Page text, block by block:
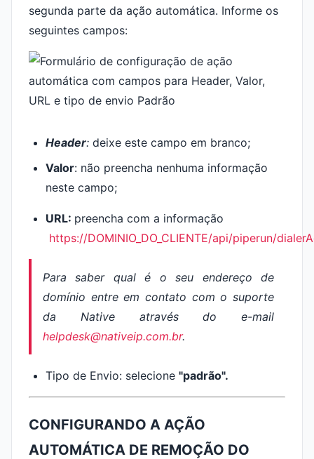
segunda parte da ação automática. Informe os
seguintes campos:
Header: deixe este campo em branco;
Valor: não preencha nenhuma informação
neste campo;
URL: preencha com a informação
https://DOMINIO_DO_CLIENTE/api/piperun/
Para saber qual é o seu endereço de
domínio entre em contato com o suporte
da Native através do e-mail
helpdesk@nativeip.com.br.
Tipo de Envio: selecione "padrão".
CONFIGURANDO A AÇÃO
AUTOMÁTICA DE REMOÇÃO DO